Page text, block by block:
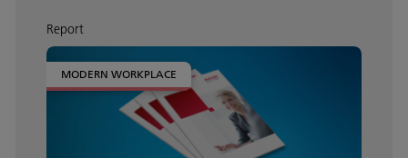
Report
MODERN WORKPLACE